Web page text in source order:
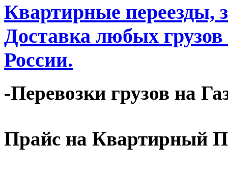
Квартирные переезды,
Доставка любых
России.
-Перевозки грузов на
Прайс на Квартирный